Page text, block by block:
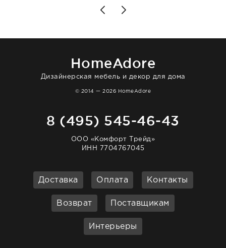
Позже заказывала остальные приборы -
доставили сдэком на следующий день к
отвечает очень быстро. Взаимодействием
HomeAdore
Дизайнерская мебель и декор для дома
© 2014 — 2026 HomeAdore
8 (495) 545-46-43
ООО «Комфорт Трейд»
ИНН 7704767045
Доставка Оплата Контакты
Возврат Поставщикам
Интерьеры